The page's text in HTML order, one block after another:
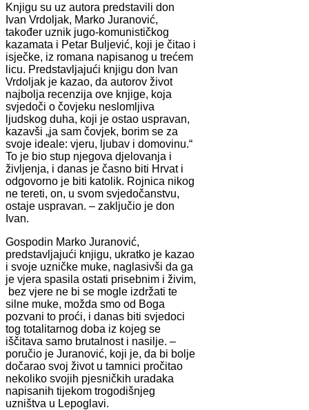
Knjigu su uz autora predstavili don
Ivan Vrdoljak, Marko Juranović,
također uznik jugo-komunističkog
kazamata i Petar Buljević, koji je čitao i
isječke, iz romana napisanog u trećem
licu. Predstavljajući knjigu don Ivan
Vrdoljak je kazao, da autorov život
najbolja recenzija ove knjige, koja
svjedoči o čovjeku neslomljiva
ljudskog duha, koji je ostao uspravan,
kazavši „ja sam čovjek, borim se za
svoje ideale: vjeru, ljubav i domovinu.“
To je bio stup njegova djelovanja i
življenja, i danas je časno biti Hrvat i
odgovorno je biti katolik. Rojnica nikog
ne tereti, on, u svom svjedočanstvu,
ostaje uspravan. – zaključio je don
Ivan.
Gospodin Marko Juranović,
predstavljajući knjigu, ukratko je kazao
i svoje uzničke muke, naglasivši da ga
je vjera spasila ostati prisebnim i živim,
bez vjere ne bi se mogle izdržati te
silne muke, možda smo od Boga
pozvani to proći, i danas biti svjedoci
tog totalitarnog doba iz kojeg se
iščitava samo brutalnost i nasilje. –
poručio je Juranović, koji je, da bi bolje
dočarao svoj život u tamnici pročitao
nekoliko svojih pjesničkih uradaka
napisanih tijekom trogodišnjeg
uzništva u Lepoglavi.